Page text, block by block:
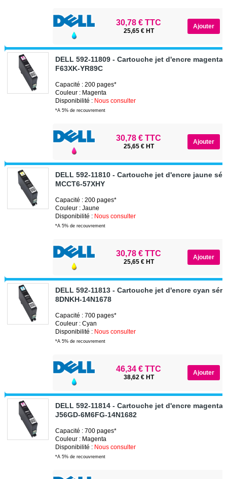
30,78 € TTC
25,65 € HT
DELL 592-11809 - Cartouche jet d'encre magenta
F63XK-YR89C
Capacité : 200 pages*
Couleur : Magenta
Disponibilité : Nous consulter
*A 5% de recouvrement
30,78 € TTC
25,65 € HT
DELL 592-11810 - Cartouche jet d'encre jaune
MCCT6-57XHY
Capacité : 200 pages*
Couleur : Jaune
Disponibilité : Nous consulter
*A 5% de recouvrement
30,78 € TTC
25,65 € HT
DELL 592-11813 - Cartouche jet d'encre cyan
8DNKH-14N1678
Capacité : 700 pages*
Couleur : Cyan
Disponibilité : Nous consulter
*A 5% de recouvrement
46,34 € TTC
38,62 € HT
DELL 592-11814 - Cartouche jet d'encre magenta
J56GD-6M6FG-14N1682
Capacité : 700 pages*
Couleur : Magenta
Disponibilité : Nous consulter
*A 5% de recouvrement